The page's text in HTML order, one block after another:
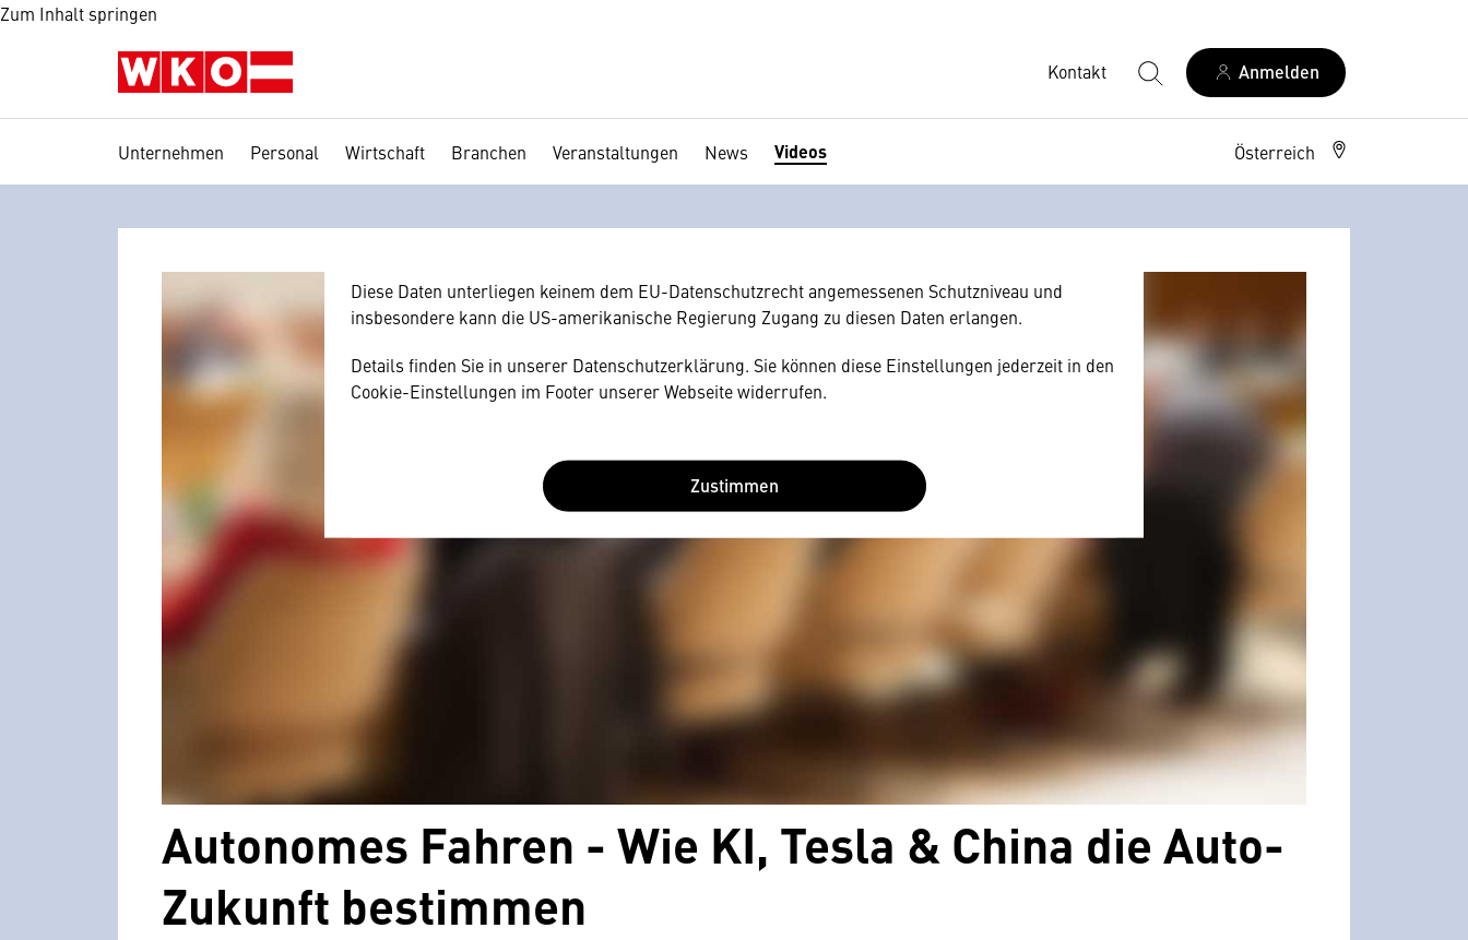
Zum Inhalt springen
Kontakt Anmelden
Unternehmen Personal Wirtschaft Branchen Veranstaltungen News Videos Österreich
Wir benötigen Ihre Zustimmung
Diese Daten unterliegen keinem dem EU-Datenschutzrecht angemessenen Schutzniveau und
insbesondere kann die US-amerikanische Regierung Zugang zu diesen Daten erlangen.
Details finden Sie in unserer Datenschutzerklärung. Sie können diese Einstellungen jederzeit in den
Cookie-Einstellungen im Footer unserer Webseite widerrufen.
Zustimmen
Autonomes Fahren - Wie KI, Tesla & China die Auto-
Zukunft bestimmen